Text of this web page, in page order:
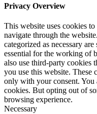
Privacy Overview
This website uses cookies
navigate through the
categorized as necessary
essential for the working of
also use third-party cookies
you use this website.
only with your consent. You
cookies. But opting out of
browsing experience.
Necessary